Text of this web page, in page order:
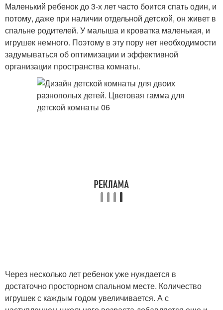
Маленький ребенок до 3-х лет часто боится спать один, и
потому, даже при наличии отдельной детской, он живет в
спальне родителей. У малыша и кроватка маленькая, и
игрушек немного. Поэтому в эту пору нет необходимости
задумываться об оптимизации и эффективной
организации пространства комнаты.
Через несколько лет ребенок уже нуждается в
достаточно просторном спальном месте. Количество
игрушек с каждым годом увеличивается. А с